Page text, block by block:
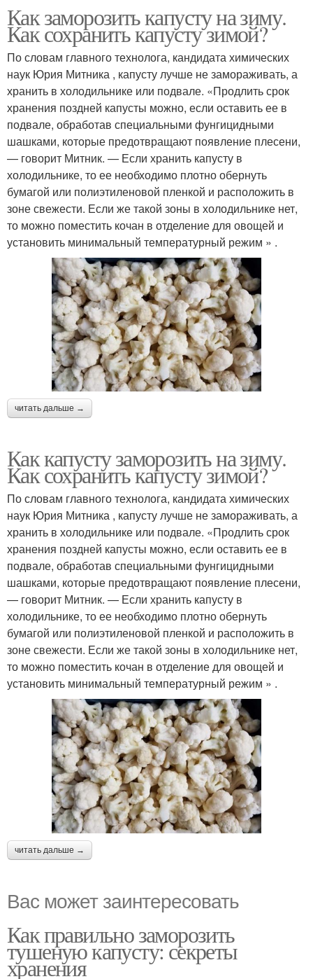
Как заморозить капусту на зиму.
Как сохранить капусту зимой?
По словам главного технолога, кандидата химических
наук Юрия Митника , капусту лучше не замораживать, а
хранить в холодильнике или подвале. «Продлить срок
хранения поздней капусты можно, если оставить ее в
подвале, обработав специальными фунгицидными
шашками, которые предотвращают появление плесени,
— говорит Митник. — Если хранить капусту в
холодильнике, то ее необходимо плотно обернуть
бумагой или полиэтиленовой пленкой и расположить в
зоне свежести. Если же такой зоны в холодильнике нет,
то можно поместить кочан в отделение для овощей и
установить минимальный температурный режим » .
читать дальше →
Как капусту заморозить на зиму.
Как сохранить капусту зимой?
По словам главного технолога, кандидата химических
наук Юрия Митника , капусту лучше не замораживать, а
хранить в холодильнике или подвале. «Продлить срок
хранения поздней капусты можно, если оставить ее в
подвале, обработав специальными фунгицидными
шашками, которые предотвращают появление плесени,
— говорит Митник. — Если хранить капусту в
холодильнике, то ее необходимо плотно обернуть
бумагой или полиэтиленовой пленкой и расположить в
зоне свежести. Если же такой зоны в холодильнике нет,
то можно поместить кочан в отделение для овощей и
установить минимальный температурный режим » .
читать дальше →
Вас может заинтересовать
Как правильно заморозить
тушеную капусту: секреты
хранения